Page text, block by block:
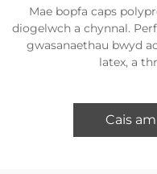
Mae bopfa caps
diogelwch a chynnal.
gwasanaethau bwyd
latex, a
Cais